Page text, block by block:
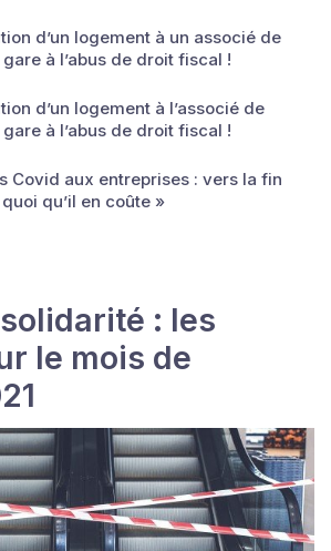
d’un logement à un associé de
gare à l’abus de droit fiscal !
d’un logement à l’associé de
gare à l’abus de droit fiscal !
Covid aux entreprises : vers la fin
qu’il en coûte »
: les
le mois de